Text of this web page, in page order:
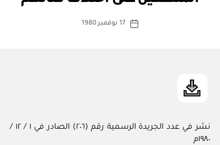
كاتب
س
ة
تاريخ
17 نوفمبر 1980
نشر في عدد الجريدة الرسمية رقم (٢٠٦) الصادر في ١ / ١٢ /
١٩٨٠م